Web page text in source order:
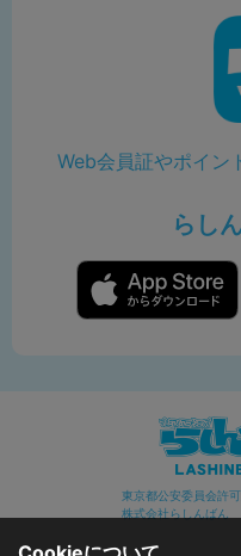
Web会員証やポイン
らし
東京都公安委員会許
株式会社らしんばん